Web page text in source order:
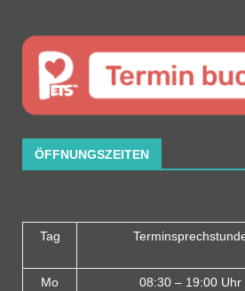
ÖFFNUNGSZEITEN
Tag
Mo 08:30 – 19:00 Uhr